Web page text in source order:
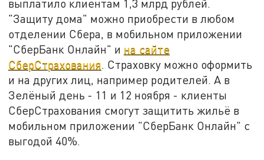
выплатило клиентам 1,3 млрд рублей.
"Защиту дома" можно приобрести в любом
отделении Сбера, в мобильном приложении
"СберБанк Онлайн" и на сайте
СберСтрахования . Страховку можно оформить
и на других лиц, например родителей. А в
Зелёный день - 11 и 12 ноября - клиенты
СберСтрахования смогут защитить жильё в
мобильном приложении "СберБанк Онлайн" с
выгодой 40%.